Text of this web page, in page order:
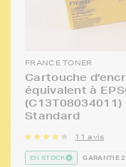
FRANCE TONER
Cartouche
équivalent à
(C13T08034011)
Standard
11 avis
EN STOCK GARANTIE